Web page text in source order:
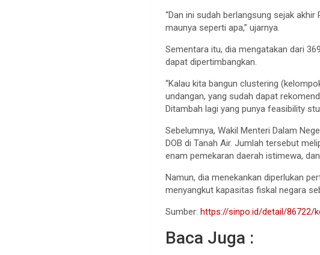
“Dan ini sudah berlangsung sejak
maunya seperti apa,” ujarnya.
Sementara itu, dia mengatakan dari
dapat dipertimbangkan.
“Kalau kita bangun clustering
undangan, yang sudah dapat
Ditambah lagi yang punya feasibility
Sebelumnya, Wakil Menteri Dalam
DOB di Tanah Air. Jumlah tersebut
enam pemekaran daerah istimewa,
Namun, dia menekankan diperlukan
menyangkut kapasitas fiskal negara
Sumber:https://sinpo.id/detail/86722/
Baca Juga :